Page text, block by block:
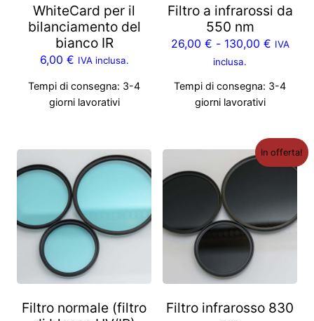
WhiteCard per il
bilanciamento del
bianco IR
6,00 € IVA inclusa.
Tempi di consegna: 3-4
giorni lavorativi
Filtro a infrarossi da
550 nm
26,00 € - 130,00 € IVA
inclusa.
Tempi di consegna: 3-4
giorni lavorativi
Filtro normale (filtro
In offerta!
Filtro infrarosso 830